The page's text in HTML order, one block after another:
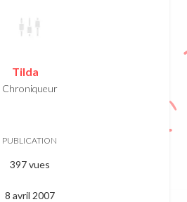
Tilda
Chroniqueur
PUBLICATION
397 vues
8 avril 2007